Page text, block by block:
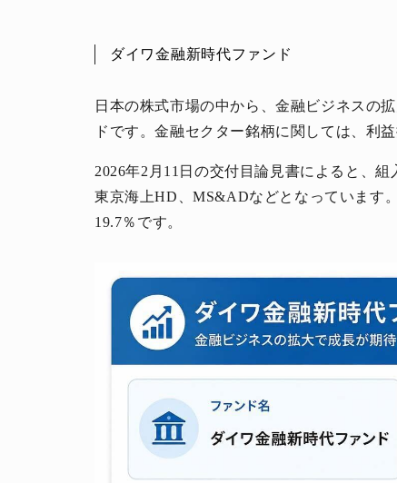
ダイワ金融新時代ファンド
日本の株式市場の中から、金融ビジネスの
ドです。金融セクター銘柄に関しては、利
2026年2月11日の交付目論見書によると、
東京海上HD、MS&ADなどとなっています
19.7％です。